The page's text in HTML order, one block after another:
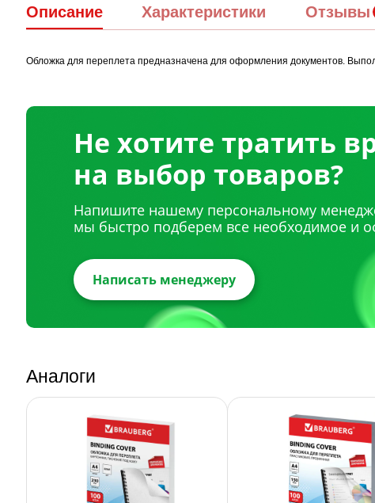
Описание Характеристики Отзывы
Обложка для переплета предназначена для оформления документов.
Не хотите тратить
на выбор товаров?
Напишите нашему персональному
мы быстро подберем все необходимое и
Написать менеджеру
Аналоги